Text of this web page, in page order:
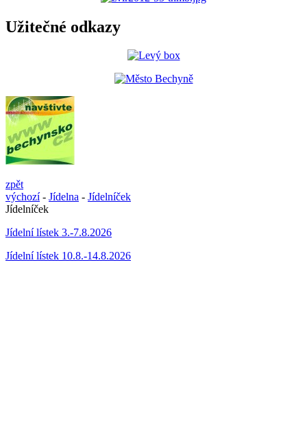
Užitečné odkazy
zpět
výchozí- Jídelna - Jídelníček
Jídelníček
Jídelní lístek 3.-7.8.2026
Jídelní lístek 10.8.-14.8.2026